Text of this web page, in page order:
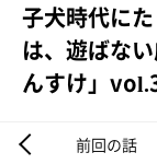
子犬時代に
は、遊ばな
んすけ」
前回の話